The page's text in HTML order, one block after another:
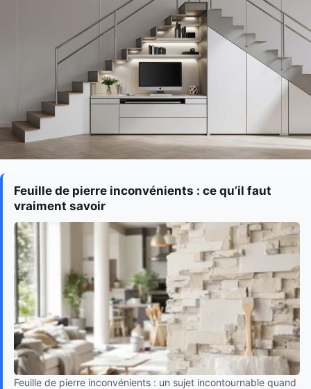
Feuille de pierre inconvénients : ce qu’il faut
vraiment savoir
Feuille de pierre inconvénients : un sujet incontournable quand